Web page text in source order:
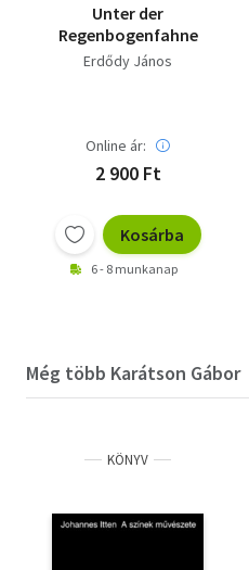
Unter der
Regenbogenfahne
Erdődy János
Online ár:
2 900 Ft
Kosárba
6 - 8 munkanap
Még több Karátson Gábor
KÖNYV